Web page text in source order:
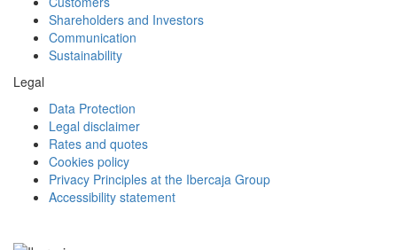
Shareholders and Investors
Communication
Sustainability
Legal
Data Protection
Legal disclaimer
Rates and quotes
Cookies policy
Privacy Principles at the Ibercaja Group
Accessibility statement